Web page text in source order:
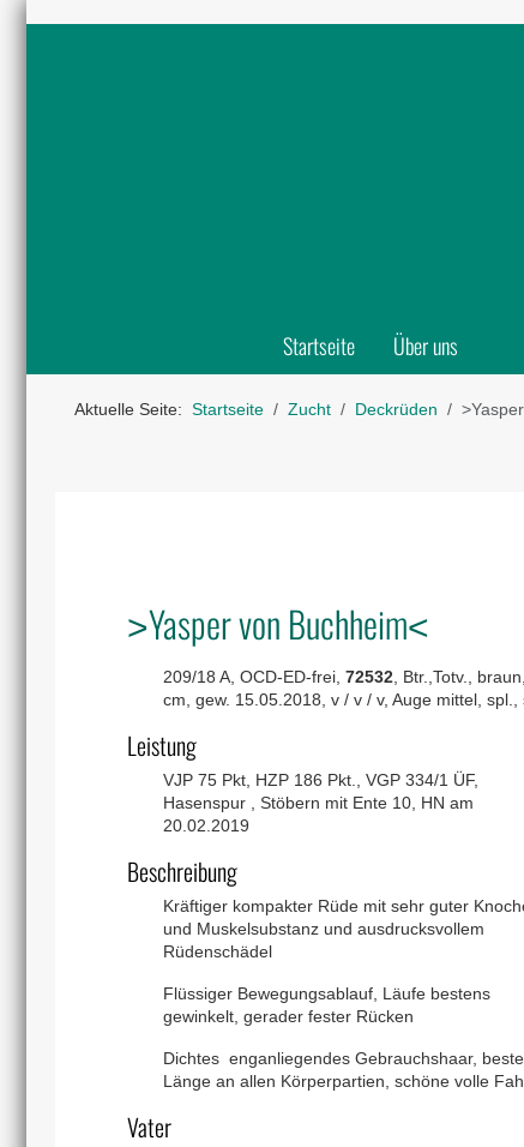
Startseite Über uns
Aktuelle Seite: Startseite Zucht Deckrüden
˃Yasper von Buchheim˂
209/18 A, OCD-ED-frei, 72532 , Btr.,Totv.,
cm, gew. 15.05.2018, v / v / v, Auge mittel, spl.,
Leistung
VJP 75 Pkt, HZP 186 Pkt., VGP 334/1 ÜF,
Hasenspur , Stöbern mit Ente 10, HN am
20.02.2019
Beschreibung
Kräftiger kompakter Rüde mit sehr guter
und Muskelsubstanz und ausdrucksvollem
Rüdenschädel
Flüssiger Bewegungsablauf, Läufe bestens
gewinkelt, gerader fester Rücken
Dichtes enganliegendes Gebrauchshaar, beste
Länge an allen Körperpartien, schöne volle
Vater